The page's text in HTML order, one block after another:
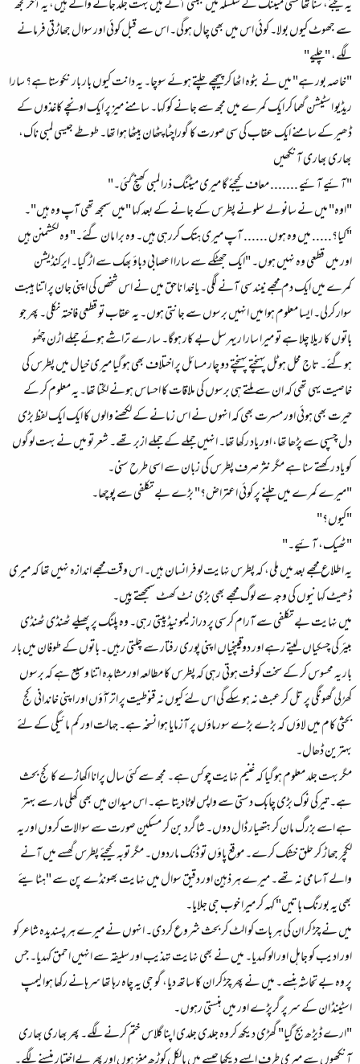
یہ لیجئے، سنا تھا کسی میٹنگ کے سلسلہ میں بمبئی آئے ہیں بہت جلد جانے والے ہیں، یہ آخر مجھ
سے جھوٹ کیوں بولا۔ کوئی اس میں بھی چال ہوگی۔ اس سے قبل کوئی اور سوال جھاڑتی فرمانے
لگے، "چلیے"
"خاصہ بور ہے" میں نے بٹوہ اٹھا کر پیچھے چلتے ہوئے سوچا۔ یہ دانت کیوں بار بار نکوستا ہے؟ سارا
ریڈیو اسٹیشن گھما کر ایک کمرے میں مجھ سے جانے کو کہا۔ سامنے میز پر ایک اونچے کاغذوں کے
ڈھیر کے سامنے ایک عقاب کی سی صورت کا گوراچٹا پٹھان بیٹھا ہوا تھا۔ طوطے جیسی لمبی ناک،
بھاری بھاری آنکھیں
"آئیے آئیے ....... معاف کیجئے گا میری میٹنگ ذرا لمبی کھنچ گئی۔"
"اوہ" میں نے سانولے سلونے پطرس کے جانے کے بعد کہا "میں سمجھ تھی آپ وہ ہیں"۔
"کیا؟..... میں وہ ہوں ...... آپ میری ہتک کررہی ہیں۔ وہ برا مان گئے۔" وہ لکشمنن ہیں
اور میں قطعی وہ نہیں ہوں۔ "ایک جھٹکے سے سارا اعصابی دباؤ بھک سے اڑ گیا۔ ایرکنڈیشن
کمرے میں ایک دم مجھے نیند سی آنے لگی۔ یاخدا ناحق میں نے اس شخص کی اپنی جان پر اتنا ہیبت
سوار کرلی۔ ایسا معلوم ہوا میں انہیں برسوں سے جانتی ہوں۔ یہ عقاب تو قطعی فاختہ نکلی۔ پھر جو
باتوں کا ریلا چلا ہے تو میرا سارا ریہرسل بے کار ہوگا۔ سارے تراشے ہوئے جملے اڑن چھُو
ہوگئے۔ تاج محل ہوٹل پہنچتے پہنچتے دو چار مسائل پر اختلاف بھی ہوگیا میری خیال میں پطرس کی
خاصیت یہی تھی کہ ان سے ملتے ہی برسوں کی ملاقات کا احساس ہونے لگتا تھا۔ یہ معلوم کر کے
حیرت بھی ہوئی اور مسرت بھی کہ انہوں نے اس زمانے کے لکھنے والوں کا ایک ایک لفظ بڑی
دل چسپی سے پڑھا تھا، اور یاد رکھا تھا۔ انہیں جملے کے جملے ازبر تھے۔ شعر تو میں نے بہت لوگوں
کو یاد رکھتے سنا ہے مگر نثر صرف پطرس کی زبان سے اسی طرح سنی۔
"میرے کمرے میں چلنے پر کوئی اعتراض؟" بڑے بے تکلفی سے پوچھا۔
"کیوں؟"
"ٹھیک، آئیے۔"
یہ اطلاع مجھے بعد میں ملی، کہ پطرس نہایت لوفر انسان ہیں۔ اس وقت مجھے اندازہ نہیں تھا کہ میری
ڈھیٹ کہانیوں کی وجہ سے لوگ مجھے بھی بڑی نٹ کھٹ سمجھتے پیں۔
میں نہایت بے تکلفی سے آرام کرسی پر دراز لیمونیڈ پیتی رہی۔ وہ پلنگ پر پھیلے ٹھنڈی ٹھنڈی
بیئر کی چسکیاں لیتے رہے اور دوقینچیاں اپنی پوری رفتار سے چلتی رہیں۔ باتوں کے طوفان میں بار
بار یہ محسوس کر کے سخت کوفت ہوتی رہی کہ پطرس کا مطالعہ اور مشاہدہ اتنا وسیع ہے کہ برسوں
کھُرلی گھونگی پر تل کر عبث نہ ہو سکے گی اس لئے کیوں نہ قنوطیت پر اتر آَؤں اور اپنی خاندانی کج
بحثی کام میں لاؤں کہ بڑے بڑے سورماؤں پر آزمایا ہوا نسخہ ہے۔ جہالت اور کم مائیگی کے لئے
بہترین ڈھال۔
مگر بہت جلد معلوم ہوگیا کہ غنیم نہایت چوکس ہے۔ مجھ سے کئی سال پرانا اکھاڑے کا کج بحث
ہے۔ تیرکی نوک بڑی چابک دستی سے واپس لوٹادیتا ہے۔ اس میدان میں بھی کھلی مار سے بہتر
ہے اسے بزرگ مان کر ہتھیار ڈال دوں۔ شاگرد بن کر مسکین صورت سے سوالات کروں اور یہ
لکچر جھاڑ کر حلق خشک کرے۔ موقع پاؤں تو ڈنک ماردوں۔ مگر توبہ کیجئے پطرس گھسے میں آنے
والے آسامی نہ تھے۔ میرے ہر ذہین اور دقیق سوال میں نہایت بھونڈے پن سے "ہٹایئے
بھی یہ بورنگ باتیں" کہہ کر میرا خوب جی جلایا۔
میں نے چڑ کر ان کی ہر بات کو الٹ کر بحث شروع کردی۔ انہوں نے میرے ہر پسندیدہ شاعر کو
اور ادیب کو جاہل اور الو کہدیا۔ میں نے بھی نہایت تہذیب اور سلیقہ سے انہیں احمق کہدیا۔ جس
پر وہ بے تحاشہ ہنسے۔ میں نے پھر چڑ کر ان کا ساتھ دیا، گو جی یہ چاہ رہا تھا سرہانے رکھا ہوا لیمپ
اسٹینڈ ان کے سر پر گرپڑے اور میں ہنستی رہوں۔
"ارے ڈیڑھ بج گیا" گھڑی دیکھ کر وہ جلدی جلدی اپنا گلاس ختم کرنے لگے۔ پھر بھاری بھاری